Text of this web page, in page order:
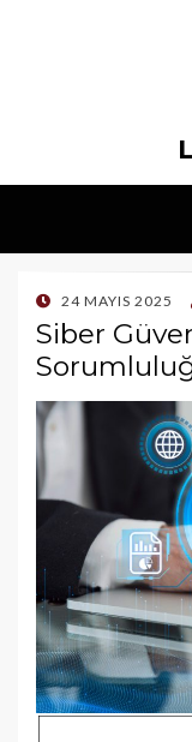
POSTED
ON
24 MAYIS 2025
Siber